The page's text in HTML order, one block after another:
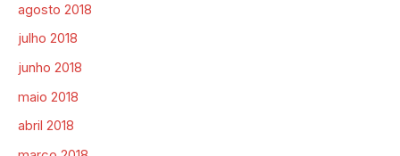
agosto 2018
julho 2018
junho 2018
maio 2018
abril 2018